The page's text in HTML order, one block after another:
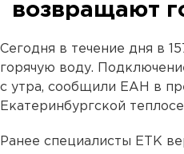
возвращают
Сегодня в течение дня в
горячую воду.
с утра, сообщили ЕАН в
Екатеринбургской
Ранее специалисты ЕТК